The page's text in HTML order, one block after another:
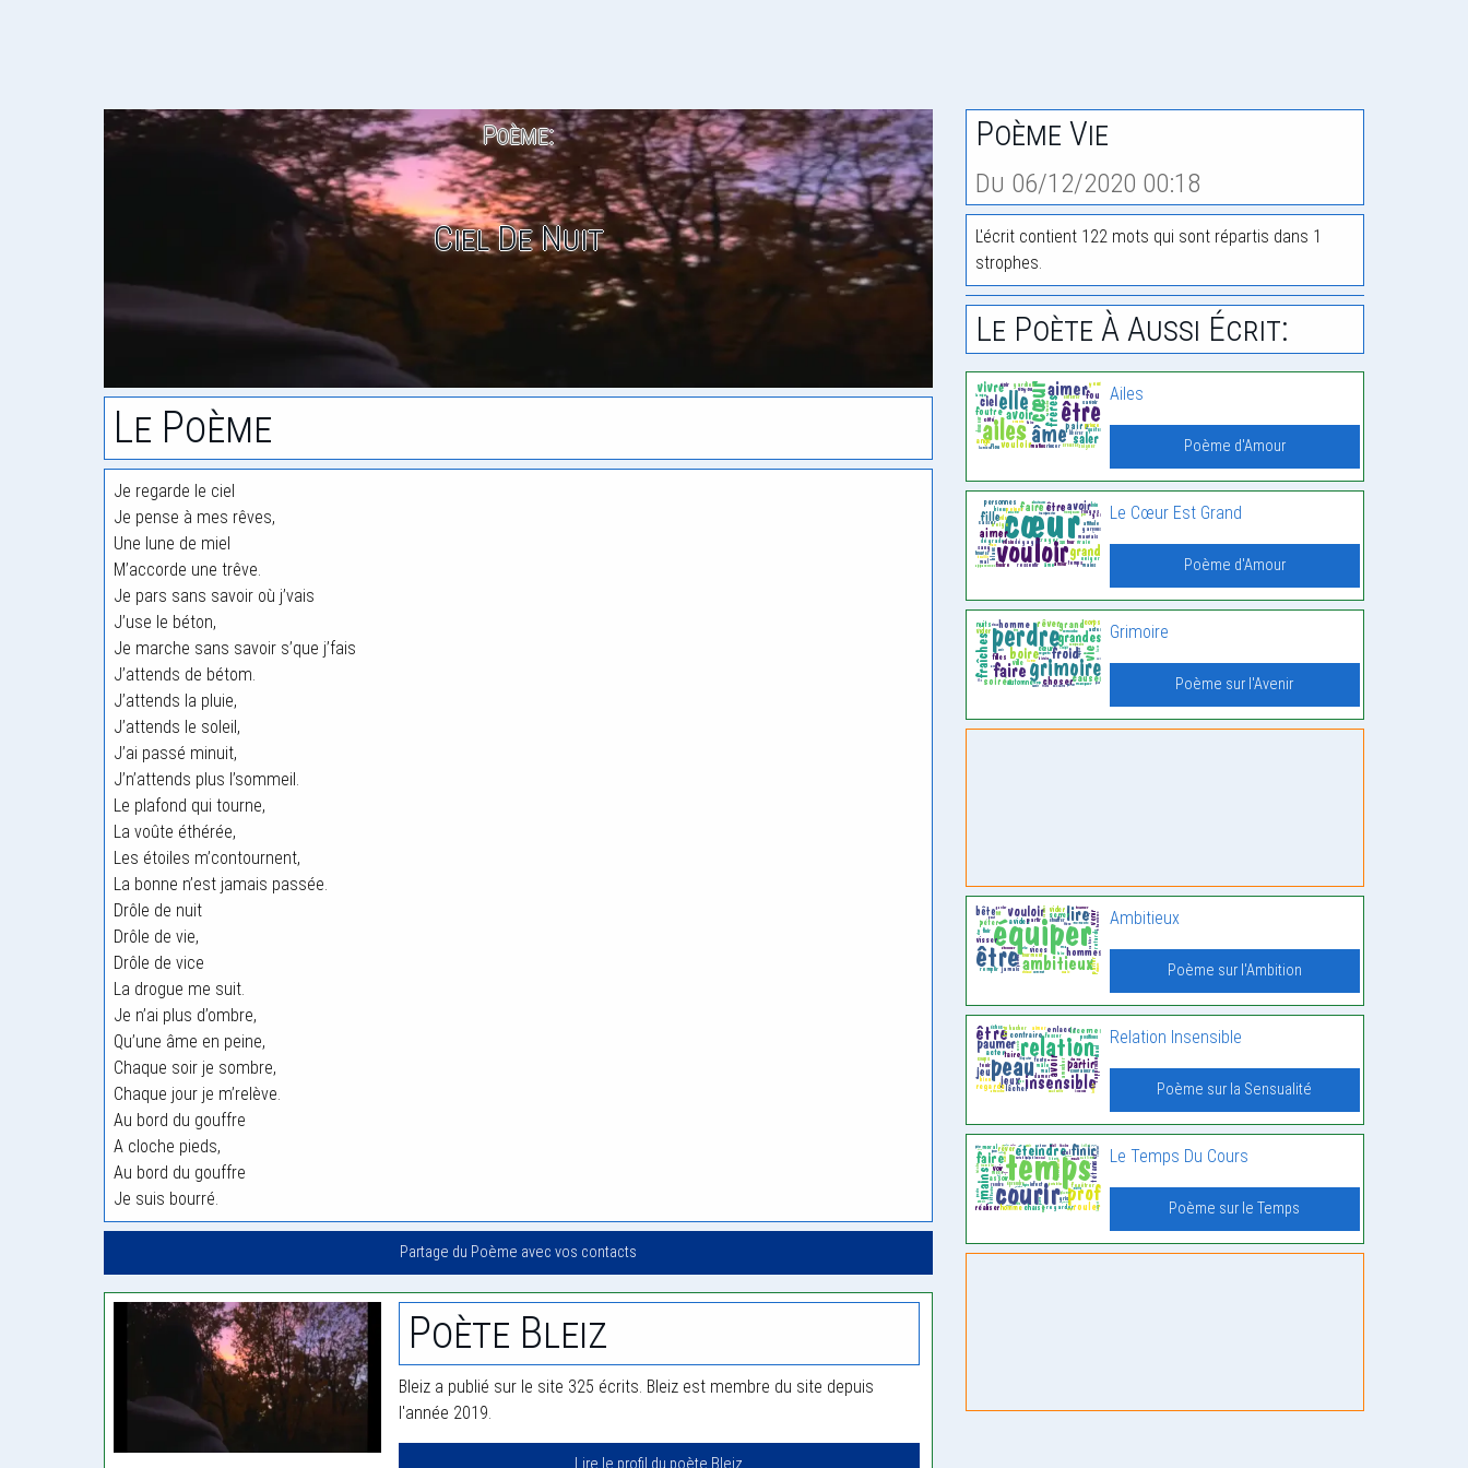
Poème:
Ciel De Nuit
Le Poème
Je regarde le ciel
Je pense à mes rêves,
Une lune de miel
M’accorde une trêve.
Je pars sans savoir où j’vais
J’use le béton,
Je marche sans savoir s’que j’fais
J’attends de bétom.
J’attends la pluie,
J’attends le soleil,
J’ai passé minuit,
J’n’attends plus l’sommeil.
Le plafond qui tourne,
La voûte éthérée,
Les étoiles m’contournent,
La bonne n’est jamais passée.
Drôle de nuit
Drôle de vie,
Drôle de vice
La drogue me suit.
Je n’ai plus d’ombre,
Qu’une âme en peine,
Chaque soir je sombre,
Chaque jour je m’relève.
Au bord du gouffre
A cloche pieds,
Au bord du gouffre
Je suis bourré.
Partage du Poème avec vos contacts
Poète Bleiz
Bleiz a publié sur le site 325 écrits. Bleiz est membre du site depuis
l'année 2019.
Lire le profil du poète Bleiz
Poème Vie
Du 06/12/2020 00:18
L'écrit contient 122 mots qui sont répartis dans 1
strophes.
Le Poète À Aussi Écrit:
Ailes
Poème d'Amour
Le Cœur Est Grand
Poème d'Amour
Grimoire
Poème sur l'Avenir
Ambitieux
Poème sur l'Ambition
Relation Insensible
Poème sur la Sensualité
Le Temps Du Cours
Poème sur le Temps